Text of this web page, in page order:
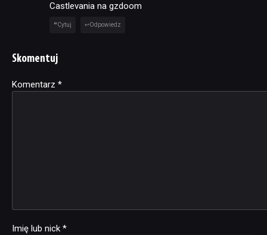
Castlevania na gzdoom
Cytuj Odpowiedz
Skomentuj
Komentarz *
Imię lub nick *
Alternative: